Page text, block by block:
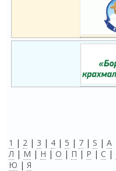
1 | 2 | 3 | 4 | 5 | 7 | S | А
Л | М | Н | О | П | Р | С |
Ю | Я